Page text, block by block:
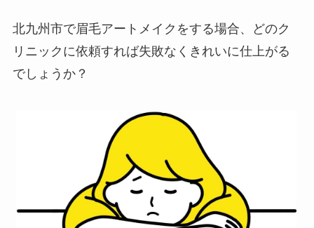
北九州市で眉毛アートメイクをする場合、
どのク
リニックに依頼すれば失敗なくきれいに仕上がる
でしょうか？